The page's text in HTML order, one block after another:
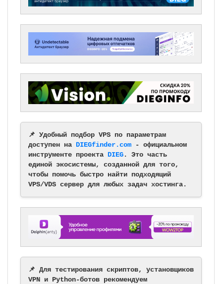
📌 Удобный подбор VPS по параметрам
доступен на DIEGfinder.com - официальном
инструменте проекта DIEG. Это часть
единой экосистемы, созданной для того,
чтобы помочь быстро найти подходящий
VPS/VDS сервер для любых задач хостинга.
📌 Для тестирования скриптов, установщиков
VPN и Python-ботов рекомендуем